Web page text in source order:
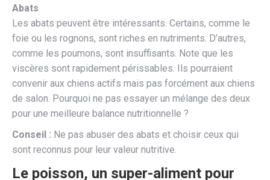
Abats
Les abats peuvent être intéressants. Certains, comme le
foie ou les rognons, sont riches en nutriments. D’autres,
comme les poumons, sont insuffisants. Note que les
viscères sont rapidement périssables. Ils pourraient
convenir aux chiens actifs mais pas forcément aux chiens
de salon. Pourquoi ne pas essayer un mélange des deux
pour une meilleure balance nutritionnelle ?
Conseil : Ne pas abuser des abats et choisir ceux qui
sont reconnus pour leur valeur nutritive.
Le poisson, un super-aliment pour